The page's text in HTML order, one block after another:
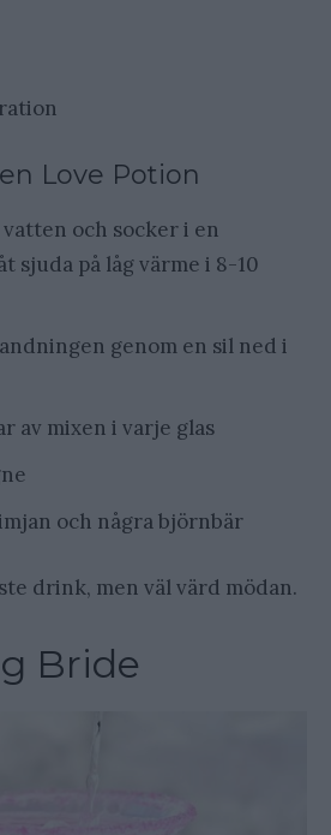
Love Potion
och socker i en
sjuda på låg värme i 8-10
genom en sil ned i
av mixen i varje glas
och några björnbär
drink, men väl värd mödan.
Bride